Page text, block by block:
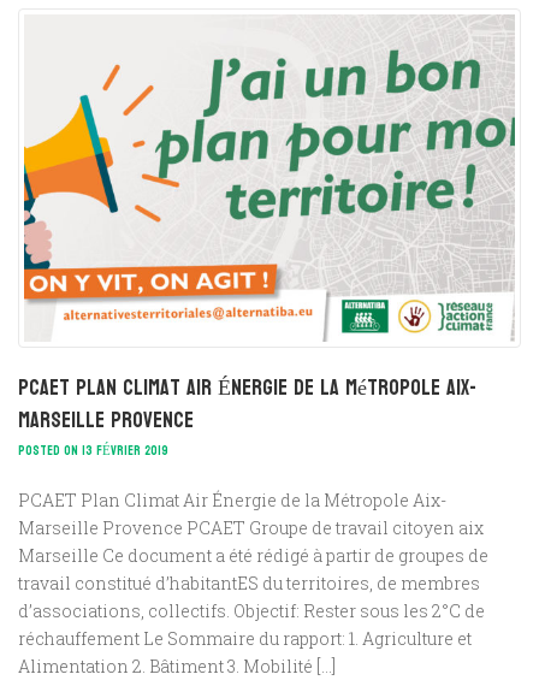
PCAET Plan Climat Air Énergie de la Métropole Aix-
Marseille Provence
POSTED ON 13 FÉVRIER 2019
PCAET Plan Climat Air Énergie de la Métropole Aix-
Marseille Provence PCAET Groupe de travail citoyen aix
Marseille Ce document a été rédigé à partir de groupes de
travail constitué d’habitantES du territoires, de membres
d’associations, collectifs. Objectif: Rester sous les 2°C de
réchauffement Le Sommaire du rapport: 1. Agriculture et
Alimentation 2. Bâtiment 3. Mobilité […]